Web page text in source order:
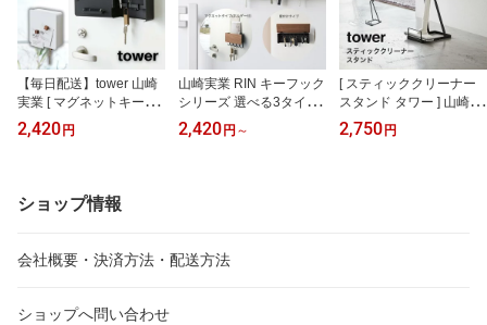
【毎日配送】tower 山崎
実業 [ マグネットキーフ
ック2段 タワー ] キーボ
ックス 壁掛け 鍵入れ お
カギ 磁石 印鑑 ハンコ 判
子 ホワイト ブラック ya
0 ポイント5倍
2,420 円
山崎実業 RIN キーフック
シリーズ 選べる3タイプ
マグネットキーフック 壁
付けキーフック ホルダー
0607 10608 10609 2729
2730 ポイント5倍
2,420 円 ～
[ スティッククリーナー
スタンド タワー ] 山崎実
業 tower おしゃれ 掃除機
スタンド 掃除機立て コ
2,750 円
ショップ情報
会社概要・決済方法・配送方法
ショップへ問い合わせ